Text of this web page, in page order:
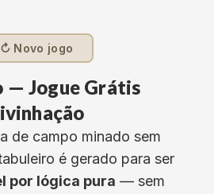
↻ Novo jogo
— Jogue Grátis
de campo minado sem
é gerado para ser
por lógica pura — sem